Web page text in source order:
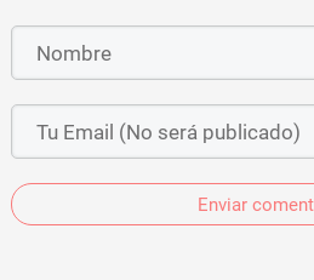
Enviar